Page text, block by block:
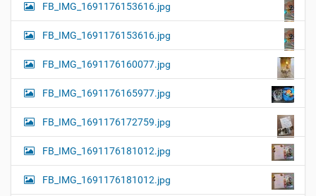
FB_IMG_1691176153616.jpg
FB_IMG_1691176153616.jpg
FB_IMG_1691176160077.jpg
FB_IMG_1691176165977.jpg
FB_IMG_1691176172759.jpg
FB_IMG_1691176181012.jpg
FB_IMG_1691176181012.jpg